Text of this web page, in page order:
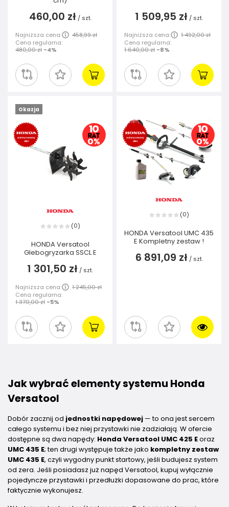
460,00 zł / szt.
Najniższa cena:
458,99 zł
Cena regularna:
480,00 zł -4%
1 509,95 zł / szt.
Najniższa cena:
1 492,00 zł
Cena regularna:
1 640,00 zł -8%
Okazja
(0)
HONDA Versatool
Glebogryzarka SSCL E
1 301,50 zł / szt.
Najniższa cena:
1 245,00 zł
Cena regularna:
1 370,00 zł -5%
(0)
HONDA Versatool UMC 435
E Kompletny zestaw !
6 891,09 zł / szt.
Jak wybrać elementy systemu Honda
Versatool
Dobór zacznij od jednostki napędowej — to ona jest sercem
całego systemu i bez niej przystawki nie zadziałają. W ofercie
dostępne są dwa napędy: Honda Versatool UMC 425 Eoraz
UMC 435 E; ten drugi występuje także jako kompletny zestaw
UMC 435 E, czyli wygodny punkt startowy, jeśli budujesz system
od zera. Jeśli posiadasz już napęd Versatool, kupuj wyłącznie
pojedyncze przystawki i przedłużki dopasowane do prac, które
faktycznie wykonujesz.